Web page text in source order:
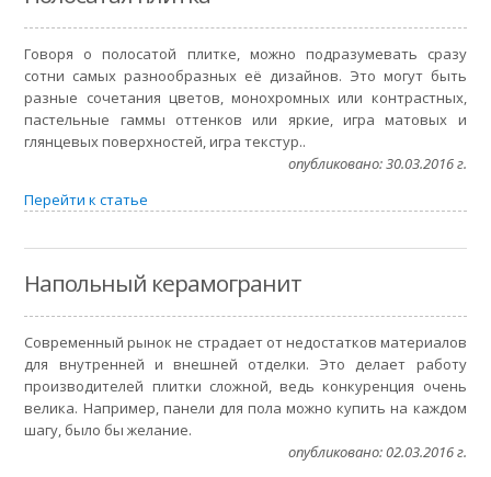
Говоря о полосатой плитке, можно подразумевать сразу
сотни самых разнообразных её дизайнов. Это могут быть
разные сочетания цветов, монохромных или контрастных,
пастельные гаммы оттенков или яркие, игра матовых и
глянцевых поверхностей, игра текстур..
опубликовано: 30.03.2016 г.
Перейти к статье
Напольный керамогранит
Современный рынок не страдает от недостатков материалов
для внутренней и внешней отделки. Это делает работу
производителей плитки сложной, ведь конкуренция очень
велика. Например, панели для пола можно купить на каждом
шагу, было бы желание.
опубликовано: 02.03.2016 г.